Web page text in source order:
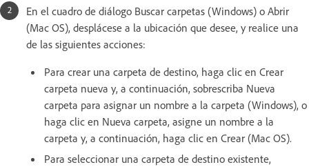
En el cuadro de diálogo Buscar carpetas (Windows) o Abrir
(Mac OS), desplácese a la ubicación que desee, y realice una
de las siguientes acciones:
Para crear una carpeta de destino, haga clic en Crear
carpeta nueva y, a continuación, sobrescriba Nueva
carpeta para asignar un nombre a la carpeta (Windows), o
haga clic en Nueva carpeta, asigne un nombre a la
carpeta y, a continuación, haga clic en Crear (Mac OS).
Para seleccionar una carpeta de destino existente,